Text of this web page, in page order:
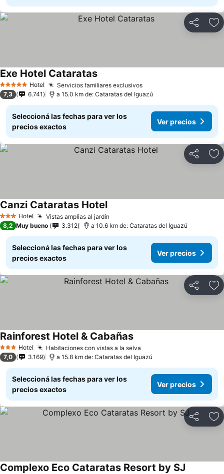
Compartir
5 Estrellas Hotel Servicios familiares exclusivos
Exe Hotel Cataratas
7,3 6.741 a 15.0 km de: Cataratas del Iguazú
Seleccioná las fechas para ver los
precios exactos
Ver precios
Compartir
3 Estrellas
Hotel Vistas amplias al jardín
Canzi Cataratas Hotel
8,2 Muy bueno 3.312 a 10.6 km de: Cataratas del Iguazú
Seleccioná las fechas para ver los
precios exactos
Ver precios
Compartir
3 Estrellas
Hotel Habitaciones con vistas a la selva
Rainforest Hotel & Cabañas
7,0 3.169 a 15.8 km de: Cataratas del Iguazú
Seleccioná las fechas para ver los
precios exactos
Ver precios
Compartir
Complexo Eco Cataratas Resort by SJ